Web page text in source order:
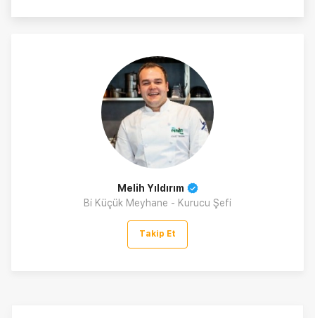
Melih Yıldırım
Bi Küçük Meyhane - Kurucu Şefi
Takip Et